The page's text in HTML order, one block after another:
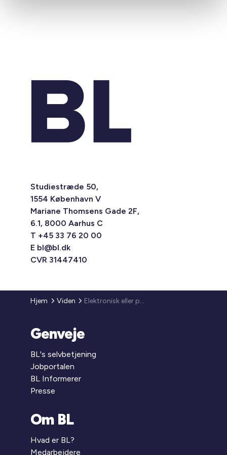
Studiestræde 50,
1554 København V
Mariane Thomsens Gade 2F,
6.1, 8000 Aarhus C
T +45 33 76 20 00
E bl@bl.dk
CVR 31447410
Hjem Viden Elektronisk eller på papir?
Genveje
BL's selvbetjening
Jobportalen
BL Informerer
Presse
Om BL
Hvad er BL?
Medarbejdere